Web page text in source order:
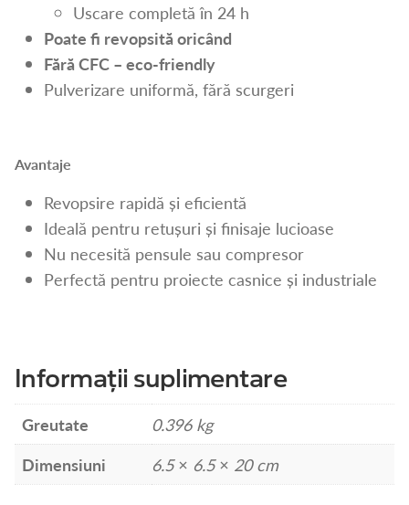
Uscare completă în 24 h
Poate fi revopsită oricând
Fără CFC – eco-friendly
Pulverizare uniformă, fără scurgeri
Avantaje
Revopsire rapidă și eficientă
Ideală pentru retușuri și finisaje lucioase
Nu necesită pensule sau compresor
Perfectă pentru proiecte casnice și industriale
Informații suplimentare
Greutate
0.396 kg
Dimensiuni
6.5 × 6.5 × 20 cm